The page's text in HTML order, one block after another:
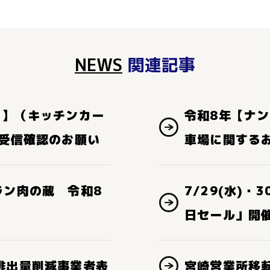
NEWS 関連記事
（キッチンカー
信確認のお願い
令和8年【ナ
車場に関する
ン肉の蔵 令和8
7/29(水)・
日セール」開
出量削減事業者表 宮崎営業所移